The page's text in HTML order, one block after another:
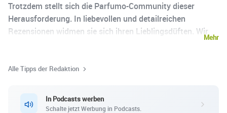
Trotzdem stellt sich die Parfumo-Community dieser
Herausforderung. In liebevollen und detailreichen
Rezensionen widmen sie sich ihren Lieblingsdüften. Wir
Mehr
Alle Tipps der Redaktion
In Podcasts werben
Schalte jetzt Werbung in Podcasts.